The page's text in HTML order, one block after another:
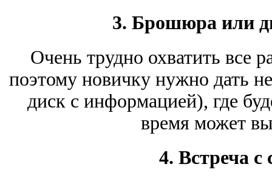
3. Брошюра или
Очень трудно охватить все
поэтому новичку нужно дать
диск с информацией), где
время может
4. Встреча с